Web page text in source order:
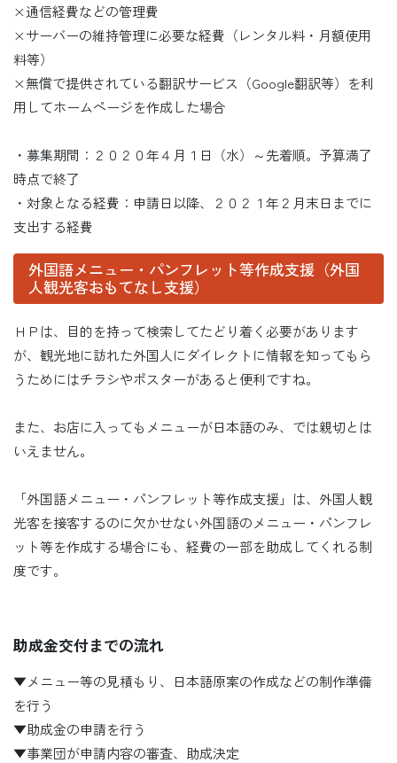
×通信経費などの管理費
×サーバーの維持管理に必要な経費（レンタル料・月額使用
料等）
×無償で提供されている翻訳サービス（Google翻訳等）を利
用してホームページを作成した場合
・募集期間：２０２０年４月１日（水）～先着順。予算満了
時点で終了
・対象となる経費：申請日以降、２０２１年２月末日までに
支出する経費
外国語メニュー・パンフレット等作成支援（外国
人観光客おもてなし支援）
ＨＰは、目的を持って検索してたどり着く必要があります
が、観光地に訪れた外国人にダイレクトに情報を知ってもら
うためにはチラシやポスターがあると便利ですね。
また、お店に入ってもメニューが日本語のみ、では親切とは
いえません。
「外国語メニュー・パンフレット等作成支援」は、外国人観
光客を接客するのに欠かせない外国語のメニュー・パンフレ
ット等を作成する場合にも、経費の一部を助成してくれる制
度です。
助成金交付までの流れ
▼メニュー等の見積もり、日本語原案の作成などの制作準備
を行う
▼助成金の申請を行う
▼事業団が申請内容の審査、助成決定